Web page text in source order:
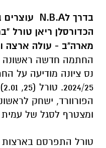
בדרך לN.B.A עוצרים בנס ציונה..
הכדורסלן ריאן טורל
מארה"ב - עולה ארצה
החתמה חדשה ראשונה
נס ציונה מודיעה על
הפורוורד, ישחק
ומצטרף לסגל של
טורל התפרסם